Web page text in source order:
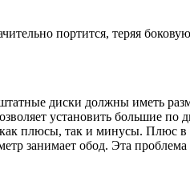
портится, теряя
диски должны иметь
установить большие
плюсы, так и минусы. Плюс
занимает обод. Эта